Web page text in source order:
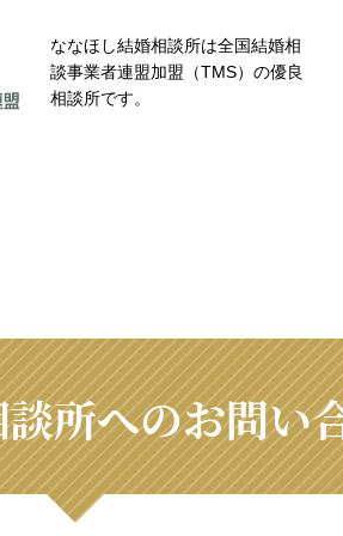
ななほし結婚相談所は全国結婚相
談事業者連盟加盟（TMS）の優良
相談所です。
所へのお問い